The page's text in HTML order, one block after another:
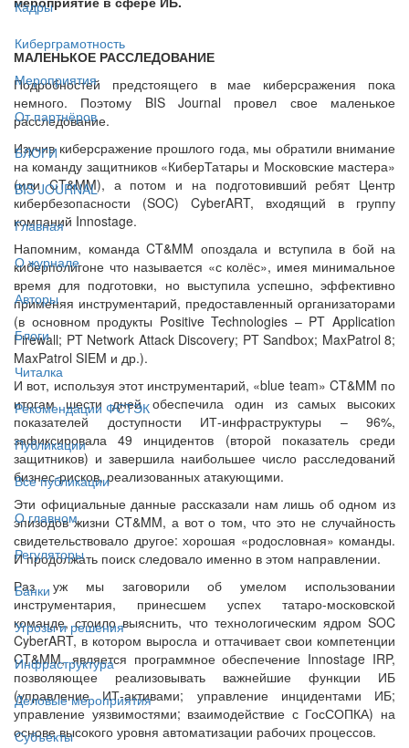
Кадры
Киберграмотность
Мероприятия
От партнёров
БЛОГИ
BIS JOURNAL
Главная
О журнале
Авторы
Блоги
Читалка
Рекомендации ФСТЭК
Публикации
Все публикации
О главном
Регуляторы
Банки
Угрозы и решения
Инфраструктура
Деловые мероприятия
Субъекты
МАЛЕНЬКОЕ РАССЛЕДОВАНИЕ
Подробностей предстоящего в мае киберсражения пока
немного. Поэтому BIS Journal провел свое маленькое
расследование.
Изучив киберсражение прошлого года, мы обратили внимание
на команду защитников «КиберТатары и Московские мастера»
(или CT&MM), а потом и на подготовивший ребят Центр
кибербезопасности (SOC) CyberART, входящий в группу
компаний Innostage.
Напомним, команда CT&MM опоздала и вступила в бой на
киберполигоне что называется «с колёс», имея минимальное
время для подготовки, но выступила успешно, эффективно
применяя инструментарий, предоставленный организаторами
(в основном продукты Positive Technologies – PT Application
Firewall; PT Network Attack Discovery; PT Sandbox; MaxPatrol 8;
MaxPatrol SIEM и др.).
И вот, используя этот инструментарий, «blue team» CT&MM по
итогам шести дней обеспечила один из самых высоких
показателей доступности ИТ-инфраструктуры – 96%,
зафиксировала 49 инцидентов (второй показатель среди
защитников) и завершила наибольшее число расследований
бизнес-рисков, реализованных атакующими.
Эти официальные данные рассказали нам лишь об одном из
эпизодов жизни CT&MM, а вот о том, что это не случайность
свидетельствовало другое: хорошая «родословная» команды.
И продолжать поиск следовало именно в этом направлении.
Раз уж мы заговорили об умелом использовании
инструментария, принесшем успех татаро-московской
команде, стоило выяснить, что технологическим ядром SOC
CyberART, в котором выросла и оттачивает свои компетенции
CT&MM, является программное обеспечение Innostage IRP,
позволяющее реализовывать важнейшие функции ИБ
(управление ИТ-активами; управление инцидентами ИБ;
управление уязвимостями; взаимодействие с ГосСОПКА) на
основе высокого уровня автоматизации рабочих процессов.